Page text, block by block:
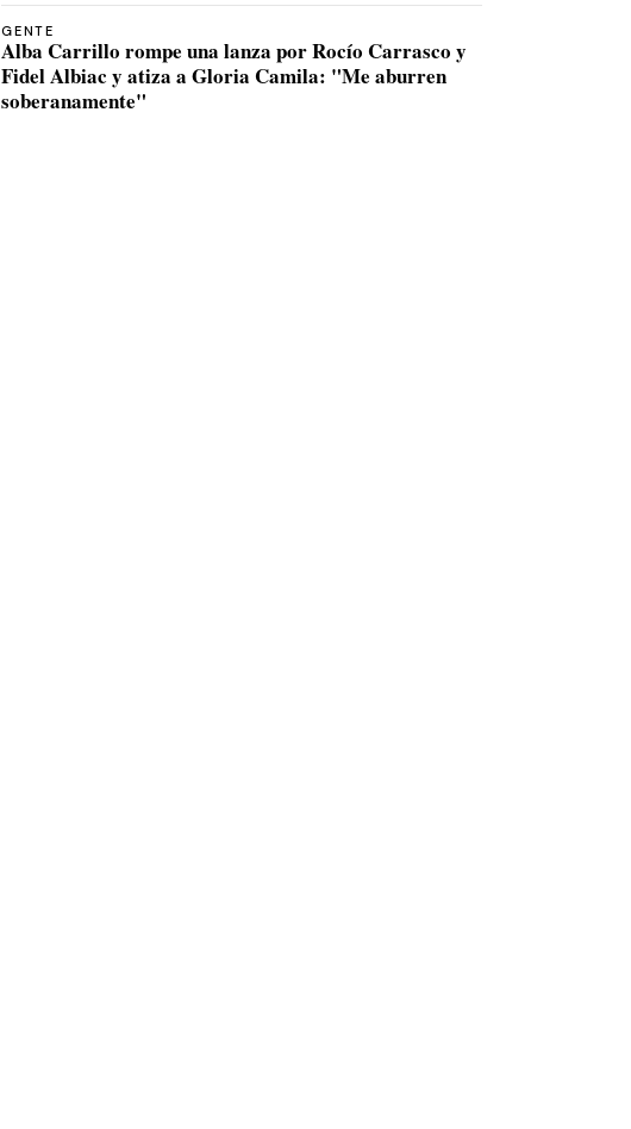
GENTE
Alba Carrillo rompe una lanza por Rocío Carrasco y
Fidel Albiac y atiza a Gloria Camila: "Me aburren
soberanamente"